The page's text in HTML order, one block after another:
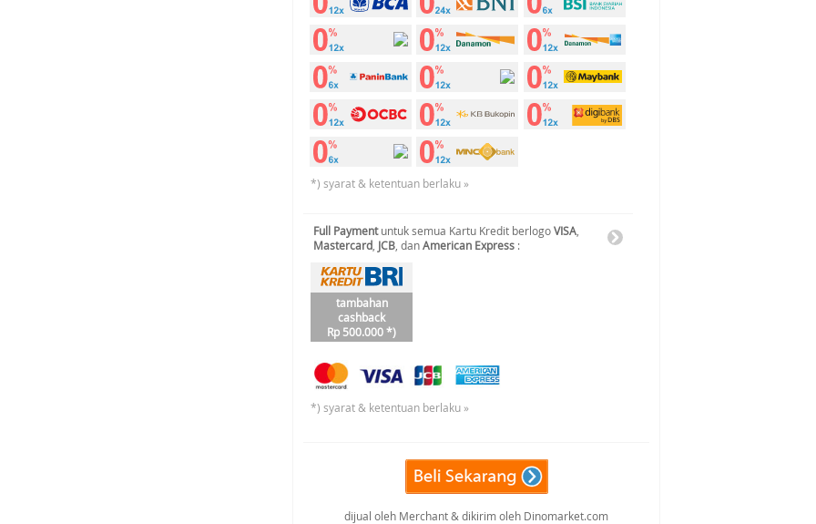
*) syarat & ketentuan berlaku »
Full Paymentuntuk semua Kartu Kredit berlogoVISA
Mastercard JCB , danAmerican Express :
tambahan
cashback
Rp 500.000 *)
*) syarat & ketentuan berlaku »
dijual oleh Merchant & dikirim oleh Dinomarket.com